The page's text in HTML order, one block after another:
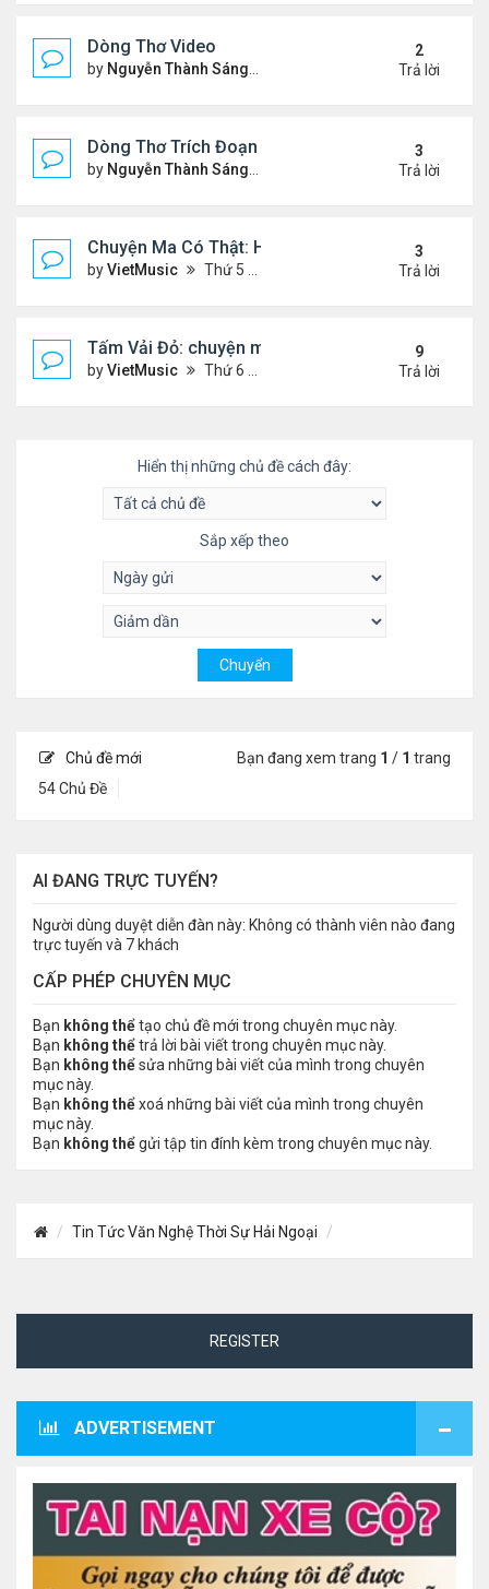
Dòng Thơ Video
by Nguyễn Thành Sáng Thứ 3 Tháng 10 22, 2024 2:03
2
Trả lời
Dòng Thơ Trích Đoạn (tiếp theo)
by Nguyễn Thành Sáng Thứ 2 Tháng 10 07, 2024 2:19
3
Trả lời
Chuyện Ma Có Thật: Hồng Vân, Lê Quốc Nam
byVietMusic Thứ 5 Tháng 11 05, 2020 2:49 pm
3
Trả lời
Tấm Vải Đỏ: chuyện ma kinh dị
byVietMusic Thứ 6 Tháng 10 16, 2020 10:39 am
9
Trả lời
Hiển thị những chủ đề cách đây:
Sắp xếp theo
Chủ đề mới
54 Chủ Đề
Bạn đang xem trang 1 / 1 trang
AI ĐANG TRỰC TUYẾN?
Người dùng duyệt diễn đàn này: Không có thành viên nào đang
trực tuyến và 7 khách
CẤP PHÉP CHUYÊN MỤC
Bạn không thểtạo chủ đề mới trong chuyên mục này.
Bạn không thểtrả lời bài viết trong chuyên mục này.
Bạn không thểsửa những bài viết của mình trong chuyên
mục này.
Bạn không thểxoá những bài viết của mình trong chuyên
mục này.
Bạn không thểgửi tập tin đính kèm trong chuyên mục này.
Tin Tức Văn Nghệ Thời Sự Hải Ngoại
REGISTER
ADVERTISEMENT